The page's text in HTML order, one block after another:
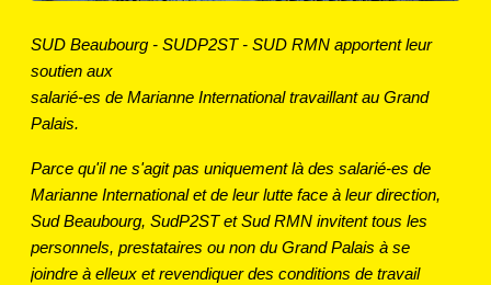
SUD Beaubourg - SUDP2ST - SUD RMN apportent leur
soutien aux
salarié-es de Marianne International travaillant au Grand
Palais.
Parce qu'il ne s'agit pas uniquement là des salarié-es de
Marianne International et de leur lutte face à leur direction,
Sud Beaubourg, SudP2ST et Sud RMN invitent tous les
personnels, prestataires ou non du Grand Palais à se
joindre à elleux et revendiquer des conditions de travail